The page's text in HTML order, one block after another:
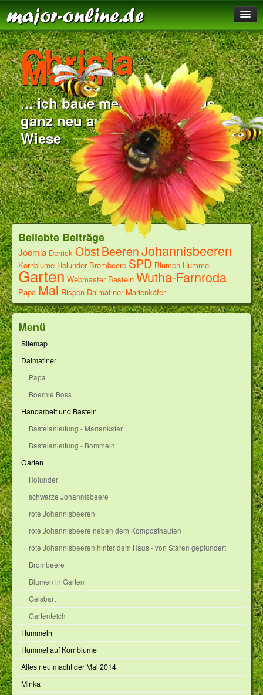
HOME
IMPRESSUM
GÄSTEBUCH
ÜBER UNS
FOTOS
Christa
Major
... ich baue meine Homepage
ganz neu auf der grünen
Wiese
Beliebte Beiträge
Joomla Derrick ObstBeerenJohannisbeeren
Kornblume Holunder Brombeere SPD Blumen Hummel
Garten Webmaster Basteln Wutha-Farnroda
Papa Mai Rispen Dalmatiner Marienkäfer
Menü
Sitemap
Dalmatiner
Papa
Boernie Boss
Handarbeit und Basteln
Bastelanleitung - Marienkäfer
Bastelanleitung - Bommeln
Garten
Holunder
schwarze Johannisbeere
rote Johannisbeeren
rote Johannisbeere neben dem Komposthaufen
rote Johannisbeeren hinter dem Haus - von Staren geplündert
Brombeere
Blumen in Garten
Geisbart
Gartenteich
Hummeln
Hummel auf Kornblume
Alles neu macht der Mai 2014
Minka